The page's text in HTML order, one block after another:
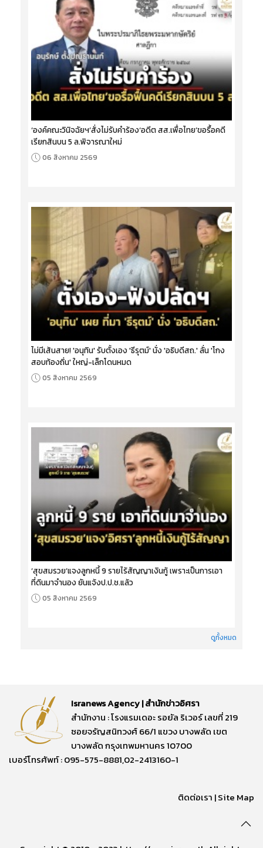
‘องค์คณะวินิจฉัยฯ’สั่งไม่รับคำร้อง‘อดีต สส.เพื่อไทย’ขอรื้อคดี
เรียกสินบน 5 ล.พิจารณาใหม่
06 สิงหาคม 2569
ไม่มีเส้นสาย! 'อนุทิน' รับตั้งเอง 'ธีรุตม์' นั่ง 'อธิบดีสถ.' ลั่น 'โกง
สอบท้องถิ่น' ใหญ่-เล็กโดนหมด
05 สิงหาคม 2569
‘สุขสมรวย’แจงลูกหนี้ 9 รายไร้สัญญาเงินกู้ เพราะเป็นการเอา
ที่ดินมาจำนอง ยันแจ้งป.ป.ช.แล้ว
05 สิงหาคม 2569
ดูทั้งหมด
Isranews Agency | สำนักข่าวอิศรา
สำนักงาน : โรงแรมเดอะ รอยัล ริเวอร์ เลขที่ 219
ซอยจรัญสนิทวงศ์ 66/1 แขวง บางพลัด เขต
บางพลัด กรุงเทพมหานคร 10700
เบอร์โทรศัพท์ : 095-575-8881,02-2413160-1
ติดต่อเรา |Site Map